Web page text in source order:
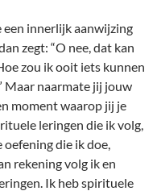
een innerlijk aanwijzing
zegt: “O nee, dat kan
zou ik ooit iets kunnen
Maar naarmate jij jouw
moment waarop jij je
leringen die ik volg,
die ik doe,
rekening volg ik en
Ik heb spirituele